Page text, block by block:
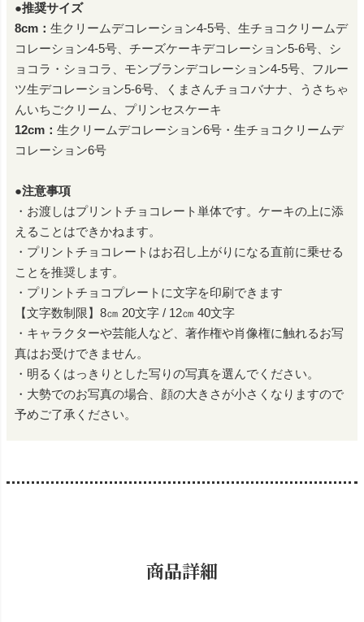
●推奨サイズ
8cm： 生クリームデコレーション4-5号、生チョコクリームデ
コレーション4-5号、チーズケーキデコレーション5-6号、シ
ョコラ・ショコラ、モンブランデコレーション4-5号、フルー
ツ生デコレーション5-6号、くまさんチョコバナナ、うさちゃ
んいちごクリーム、プリンセスケーキ
12cm： 生クリームデコレーション6号・生チョコクリームデ
コレーション6号
●注意事項
・お渡しはプリントチョコレート単体です。ケーキの上に添
えることはできかねます。
・プリントチョコレートはお召し上がりになる直前に乗せる
ことを推奨します。
・プリントチョコプレートに文字を印刷できます
【文字数制限】8㎝ 20文字 / 12㎝ 40文字
・キャラクターや芸能人など、著作権や肖像権に触れるお写
真はお受けできません。
・明るくはっきりとした写りの写真を選んでください。
・大勢でのお写真の場合、顔の大きさが小さくなりますので
予めご了承ください。
商品詳細